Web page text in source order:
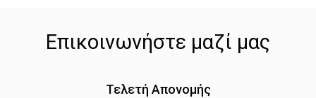
Επικοινωνήστε μαζί μας
Τελετή Απονομής